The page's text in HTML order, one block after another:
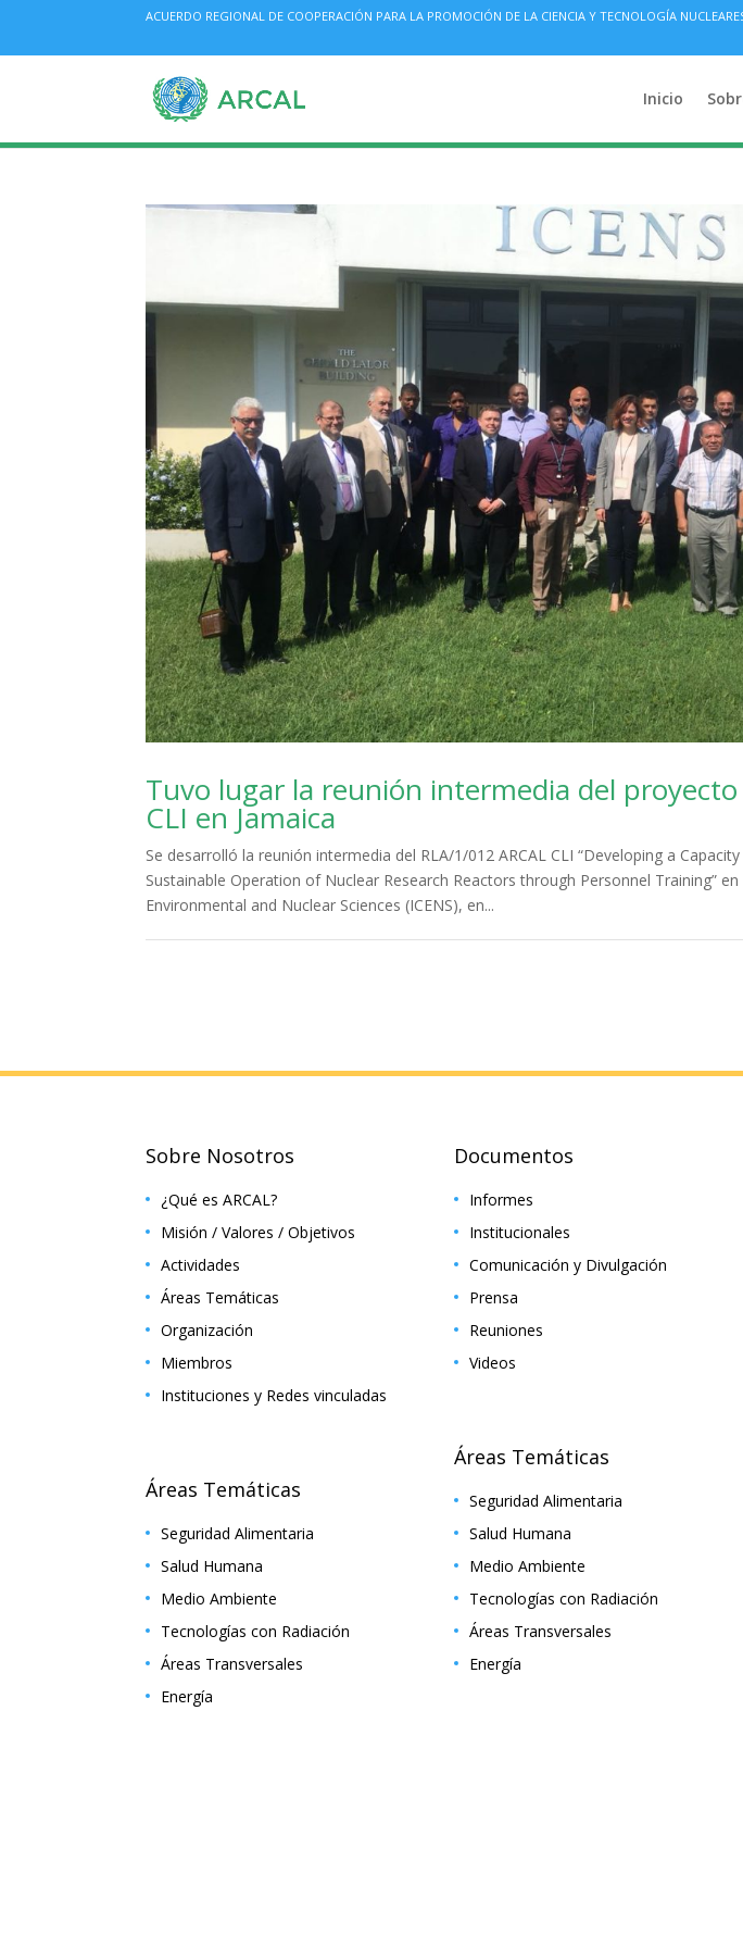
ACUERDO REGIONAL DE COOPERACIÓN PARA LA PROMOCIÓN DE LA CIENCIA Y TECNOLOGÍA
Inicio
Tuvo lugar la reunión intermedia del proyecto
CLI en Jamaica
Se desarrolló la reunión intermedia del RLA/1/012 ARCAL CLI “Developing a
Sustainable Operation of Nuclear Research Reactors through Personnel Training”
Environmental and Nuclear Sciences (ICENS), en...
Sobre Nosotros
¿Qué es ARCAL?
Misión / Valores / Objetivos
Actividades
Áreas Temáticas
Organización
Miembros
Instituciones y Redes vinculadas
Áreas Temáticas
Seguridad Alimentaria
Salud Humana
Medio Ambiente
Tecnologías con Radiación
Áreas Transversales
Energía
Documentos
Informes
Institucionales
Comunicación y Divulgación
Prensa
Reuniones
Videos
Áreas Temáticas
Seguridad Alimentaria
Salud Humana
Medio Ambiente
Tecnologías con Radiación
Áreas Transversales
Energía